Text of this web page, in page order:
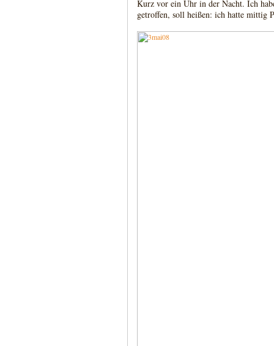
Kurz vor ein Uhr in der Nacht. Ich
getroffen, soll heißen: ich hatte mittig